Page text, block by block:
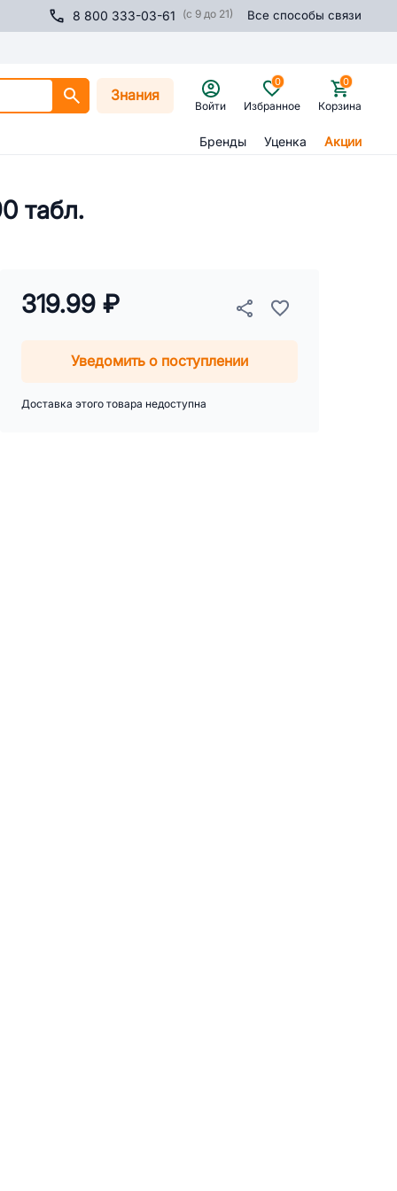
8 800 333-03-61 (с 9 до 21) Все способы связи
Знания
Войти Избранное
0
Корзина
0
Бренды Уценка Акции
табл.
319.99 ₽
Уведомить о поступлении
Доставка этого товара недоступна